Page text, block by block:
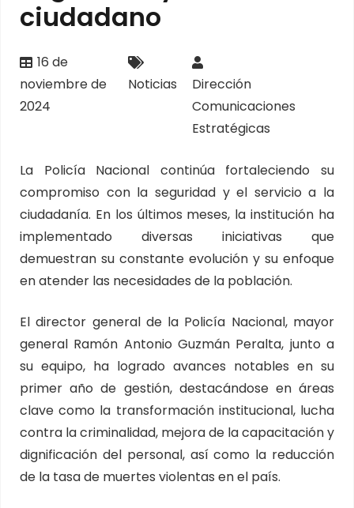
ciudadano
16 de
noviembre de
2024
Noticias
Dirección
Comunicaciones
Estratégicas
La Policía Nacional continúa fortaleciendo su
compromiso con la seguridad y el servicio a la
ciudadanía. En los últimos meses, la institución ha
implementado diversas iniciativas que
demuestran su constante evolución y su enfoque
en atender las necesidades de la población.
El director general de la Policía Nacional, mayor
general Ramón Antonio Guzmán Peralta, junto a
su equipo, ha logrado avances notables en su
primer año de gestión, destacándose en áreas
clave como la transformación institucional, lucha
contra la criminalidad, mejora de la capacitación y
dignificación del personal, así como la reducción
de la tasa de muertes violentas en el país.